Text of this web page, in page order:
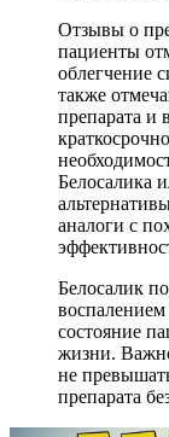
Отзывы о
пациенты
облегчение
также
препарата и
Белосалика
аналоги с
Белосалик
состояние
жизни.
не
препарата